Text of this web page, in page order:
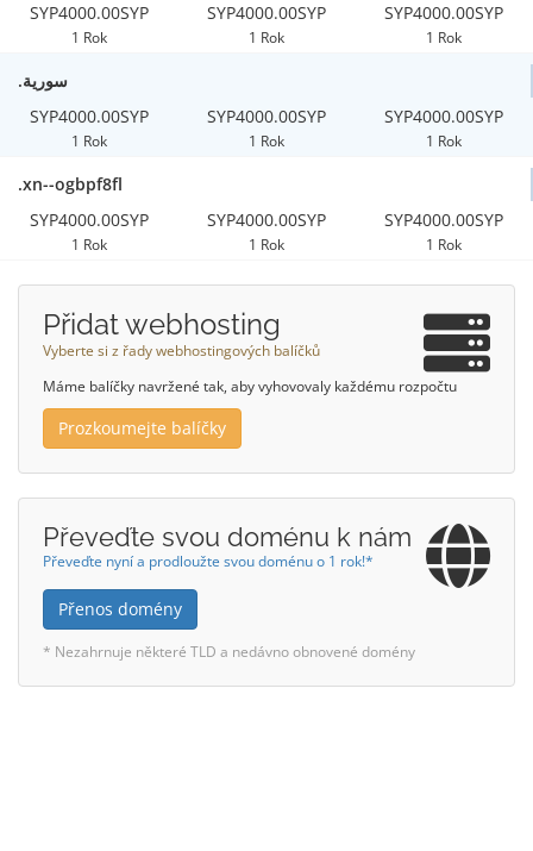
SYP4000.00SYP
1 Rok
SYP4000.00SYP
1 Rok
SYP4000.00SYP
1 Rok
.سورية
SYP4000.00SYP
1 Rok
SYP4000.00SYP
1 Rok
SYP4000.00SYP
1 Rok
.xn--ogbpf8fl
SYP4000.00SYP
1 Rok
SYP4000.00SYP
1 Rok
SYP4000.00SYP
1 Rok
Přidat webhosting
Vyberte si z řady webhostingových balíčků
Máme balíčky navržené tak, aby vyhovovaly každému rozpočtu
Prozkoumejte balíčky
Převeďte svou doménu k nám
Převeďte nyní a prodloužte svou doménu o 1 rok!*
Přenos domény
* Nezahrnuje některé TLD a nedávno obnovené domény